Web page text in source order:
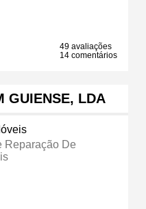
49 avaliações
14 comentários
GUIENSE, LDA
Reparação De